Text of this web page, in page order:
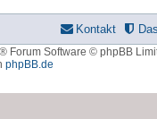
Kontakt
Forum Software © phpBB
phpBB.de